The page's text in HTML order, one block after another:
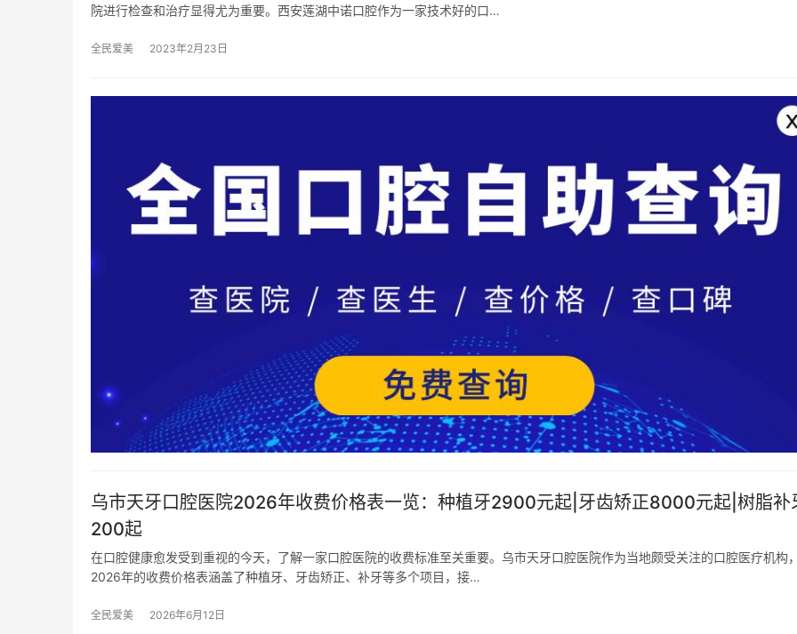
院进行检查和治疗显得尤为重要。西安莲湖中诺口腔作为一家技术好的口…
全民爱美 2023年2月23日
乌市天牙口腔医院2026年收费价格表一览：种植牙2900元起|牙齿矫正8000元起|树脂补
200起
在口腔健康愈发受到重视的今天，了解一家口腔医院的收费标准至关重要。乌市天牙口腔医院作为当地颇受关注的口腔医疗机构
2026年的收费价格表涵盖了种植牙、牙齿矫正、补牙等多个项目，接…
全民爱美 2026年6月12日